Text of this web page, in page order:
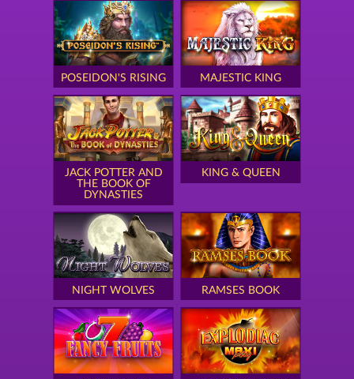
POSEIDON'S RISING MAJESTIC KING
JACK POTTER AND
THE BOOK OF
DYNASTIES
KING & QUEEN
NIGHT WOLVES RAMSES BOOK